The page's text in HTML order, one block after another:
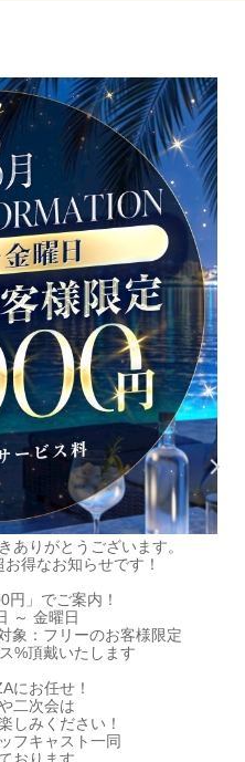
ありがとうございます。
得なお知らせです！
円」でご案内！
～ 金曜日
象：フリーのお客様限定
%頂戴いたします
にお任せ！
二次会は
しみください！
フキャスト一同